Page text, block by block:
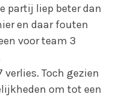
partij liep beter dan
en daar fouten
voor team 3
verlies. Toch gezien
om tot een